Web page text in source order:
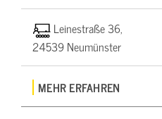
Leinestraße 36,
24539 Neumünster
MEHR ERFAHREN